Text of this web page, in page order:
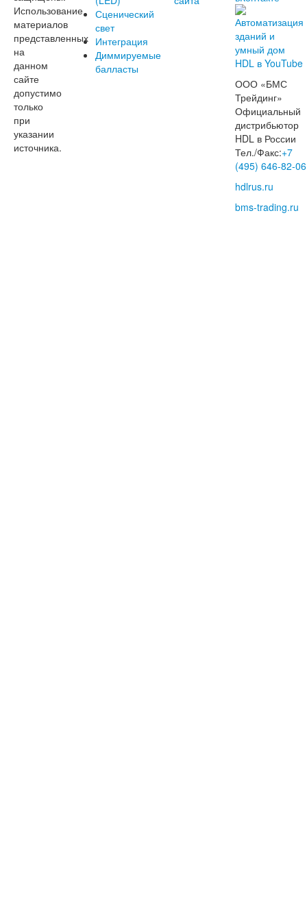
Использование
материалов
представленных
на
данном
сайте
допустимо
только
при
указании
источника.
Сценический
свет
Интеграция
Диммируемые
балласты
ООО «БМС
Трейдинг»
Официальный
дистрибьютор
HDL в России
Тел./Факс:+7
(495) 646-82-06
hdlrus.ru
bms-trading.ru